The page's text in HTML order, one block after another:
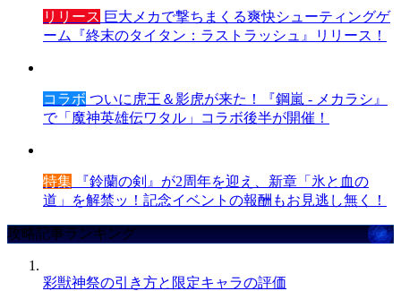
リリース 巨大メカで撃ちまくる爽快シューティングゲ
ーム『終末のタイタン：ラストラッシュ』リリース！
コラボ ついに虎王＆影虎が来た！『鋼嵐 - メカラシ』
で「魔神英雄伝ワタル」コラボ後半が開催！
特集 『鈴蘭の剣』が2周年を迎え、新章「氷と血の
道」を解禁ッ！記念イベントの報酬もお見逃し無く！
攻略記事ランキング
彩獣神祭の引き方と限定キャラの評価